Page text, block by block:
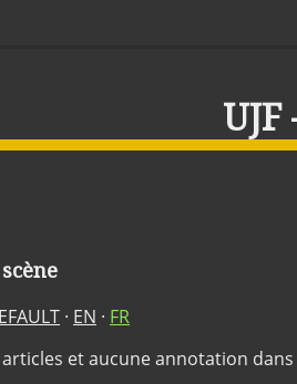
UJF
· EN · FR
et aucune annotation